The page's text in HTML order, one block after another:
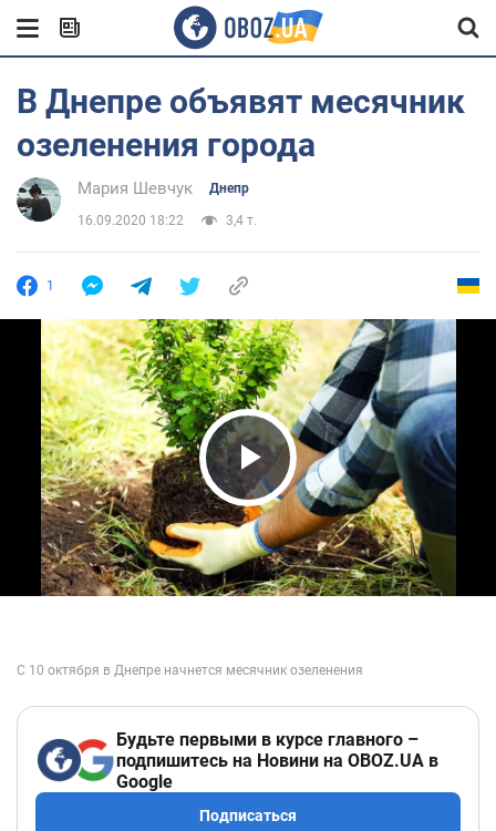
В Днепре объявят месячник
озеленения города
Мария Шевчук Днепр
16.09.2020 18:22 3,4 т.
1
Play Video
Будьте первыми в курсе главного –
подпишитесь на Новини на OBOZ.UA в
Google
Подписаться